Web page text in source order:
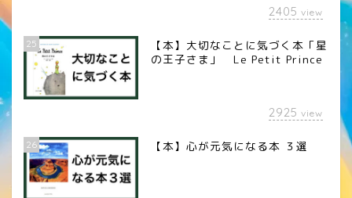
2405 view
25
【本】大切なことに気づく本「星
の王子さま」 Le Petit Prince
2925 view
26 【本】心が元気になる本 ３選